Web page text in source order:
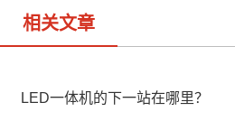
相关文章
LED一体机的下一站在哪里？